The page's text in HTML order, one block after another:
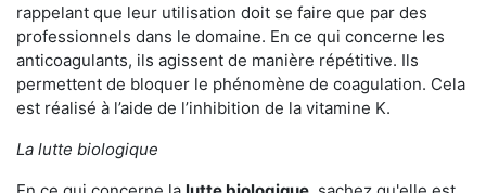
rappelant que leur utilisation doit se faire que par des
professionnels dans le domaine. En ce qui concerne les
anticoagulants, ils agissent de manière répétitive. Ils
permettent de bloquer le phénomène de coagulation. Cela
est réalisé à l’aide de l’inhibition de la vitamine K.
La lutte biologique